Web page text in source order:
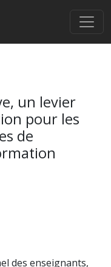
un levier
pour les
de
des enseignants,